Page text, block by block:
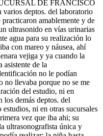
DE FRANCISCO
deptos. del laboratorio
amablemente y de
ultrasonido en vías urinarias
agua para su realización lo
con mareo y náusea, ahí
vejiga y ya cuando la
asistente de la
no le podían
no llevaba porque no se me
del estudio, ni en
demás deptos. del
ni en otras sucursales
vez que iba ahi; su
ultrasonografista única y